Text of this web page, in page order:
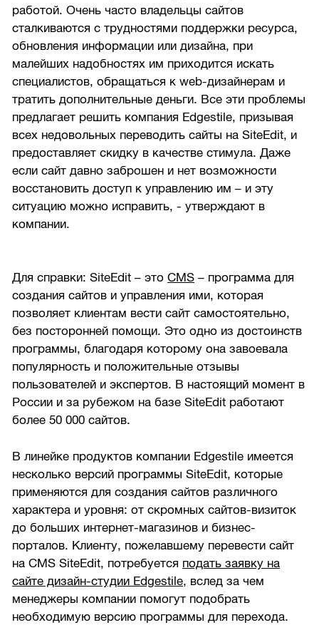
работой. Очень часто владельцы сайтов
сталкиваются с трудностями поддержки ресурса,
обновления информации или дизайна, при
малейших надобностях им приходится искать
специалистов, обращаться к web-дизайнерам и
тратить дополнительные деньги. Все эти проблемы
предлагает решить компания Edgestile, призывая
всех недовольных переводить сайты на SiteEdit, и
предоставляет скидку в качестве стимула. Даже
если сайт давно заброшен и нет возможности
восстановить доступ к управлению им – и эту
ситуацию можно исправить, - утверждают в
компании.
Для справки: SiteEdit – этоCMS – программа для
создания сайтов и управления ими, которая
позволяет клиентам вести сайт самостоятельно,
без посторонней помощи. Это одно из достоинств
программы, благодаря которому она завоевала
популярность и положительные отзывы
пользователей и экспертов. В настоящий момент в
России и за рубежом на базе SiteEdit работают
более 50 000 сайтов.
В линейке продуктов компании Edgestile имеется
несколько версий программы SiteEdit, которые
применяются для создания сайтов различного
характера и уровня: от скромных сайтов-визиток
до больших интернет-магазинов и бизнес-
порталов. Клиенту, пожелавшему перевести сайт
на CMS SiteEdit, потребуется подать заявку на
сайте дизайн-студии Edgestile, вслед за чем
менеджеры компании помогут подобрать
необходимую версию программы для перехода.